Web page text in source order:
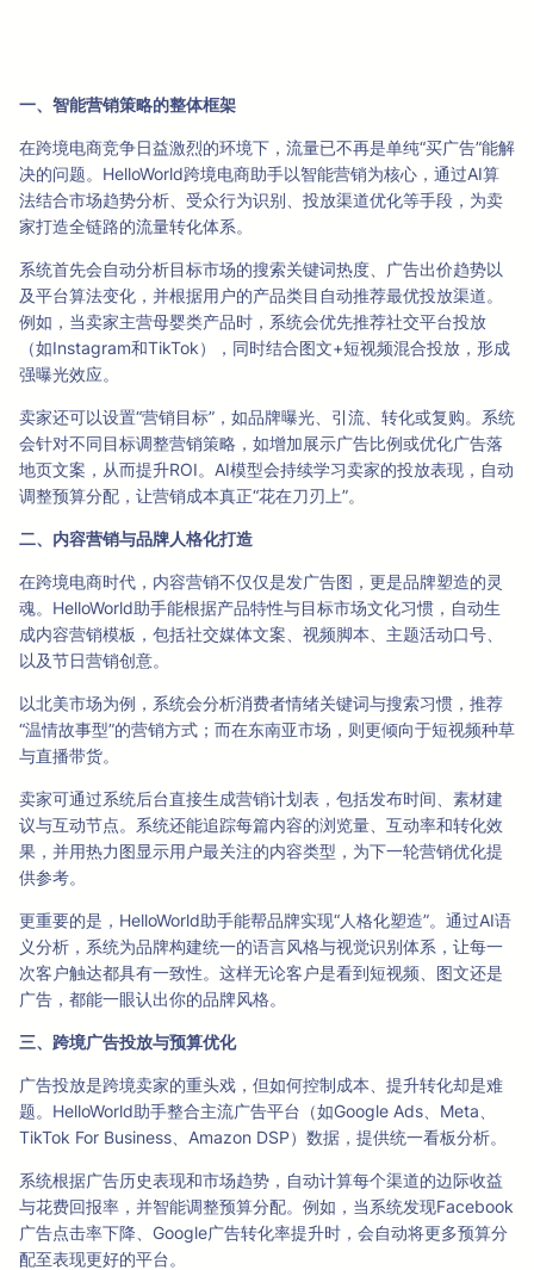
一、智能营销策略的整体框架
在跨境电商竞争日益激烈的环境下，流量已不再是单纯“买广告”能解
决的问题。HelloWorld跨境电商助手以智能营销为核心，通过AI算
法结合市场趋势分析、受众行为识别、投放渠道优化等手段，为卖
家打造全链路的流量转化体系。
系统首先会自动分析目标市场的搜索关键词热度、广告出价趋势以
及平台算法变化，并根据用户的产品类目自动推荐最优投放渠道。
例如，当卖家主营母婴类产品时，系统会优先推荐社交平台投放
（如Instagram和TikTok），同时结合图文+短视频混合投放，形成
强曝光效应。
卖家还可以设置“营销目标”，如品牌曝光、引流、转化或复购。系统
会针对不同目标调整营销策略，如增加展示广告比例或优化广告落
地页文案，从而提升ROI。AI模型会持续学习卖家的投放表现，自动
调整预算分配，让营销成本真正“花在刀刃上”。
二、内容营销与品牌人格化打造
在跨境电商时代，内容营销不仅仅是发广告图，更是品牌塑造的灵
魂。HelloWorld助手能根据产品特性与目标市场文化习惯，自动生
成内容营销模板，包括社交媒体文案、视频脚本、主题活动口号、
以及节日营销创意。
以北美市场为例，系统会分析消费者情绪关键词与搜索习惯，推荐
“温情故事型”的营销方式；而在东南亚市场，则更倾向于短视频种草
与直播带货。
卖家可通过系统后台直接生成营销计划表，包括发布时间、素材建
议与互动节点。系统还能追踪每篇内容的浏览量、互动率和转化效
果，并用热力图显示用户最关注的内容类型，为下一轮营销优化提
供参考。
更重要的是，HelloWorld助手能帮品牌实现“人格化塑造”。通过AI语
义分析，系统为品牌构建统一的语言风格与视觉识别体系，让每一
次客户触达都具有一致性。这样无论客户是看到短视频、图文还是
广告，都能一眼认出你的品牌风格。
三、跨境广告投放与预算优化
广告投放是跨境卖家的重头戏，但如何控制成本、提升转化却是难
题。HelloWorld助手整合主流广告平台（如Google Ads、Meta、
TikTok For Business、Amazon DSP）数据，提供统一看板分析。
系统根据广告历史表现和市场趋势，自动计算每个渠道的边际收益
与花费回报率，并智能调整预算分配。例如，当系统发现Facebook
广告点击率下降、Google广告转化率提升时，会自动将更多预算分
配至表现更好的平台。